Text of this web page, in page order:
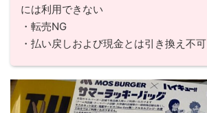
には利用できない
・転売NG
・払い戻しおよび現金とは引き換え不可